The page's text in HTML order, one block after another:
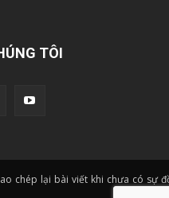
TÔI
chép lại bài viết khi chưa có sự